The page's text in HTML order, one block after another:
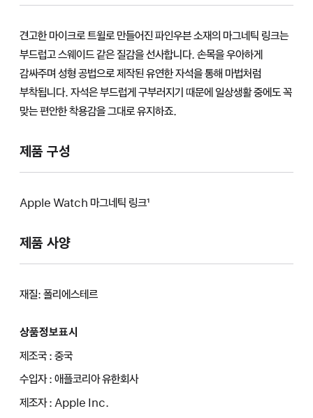
견고한 마이크로 트윌로 만들어진 파인우븐 소재의 마그네틱 링크는
부드럽고 스웨이드 같은 질감을 선사합니다. 손목을 우아하게
감싸주며 성형 공법으로 제작된 유연한 자석을 통해 마법처럼
부착됩니다. 자석은 부드럽게 구부러지기 때문에 일상생활 중에도 꼭
맞는 편안한 착용감을 그대로 유지하죠.
제품 구성
Apple Watch 마그네틱 링크¹
제품 사양
재질: 폴리에스테르
상품정보표시
제조국 : 중국
수입자 : 애플코리아 유한회사
제조자 : Apple Inc.